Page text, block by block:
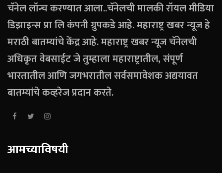
चॅनेल लॉन्च करण्यात आला..चॅनेलची मालकी रॉयल मीडिया
डिझाइन्स प्रा लि कंपनी ग्रुपकडे आहे. महाराष्ट्र खबर न्यूज हे
मराठी बातम्यांचे केंद्र आहे. महाराष्ट्र खबर न्यूज चॅनेलची
अधिकृत वेबसाईट जे तुम्हाला महाराष्ट्रातील, संपूर्ण
भारतातील आणि जगभरातील सर्वसमावेशक अद्ययावत
बातम्यांचे कव्हरेज प्रदान करते.
आमच्याविषयी